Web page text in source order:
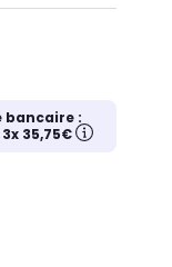
bancaire :
3x 35,75€